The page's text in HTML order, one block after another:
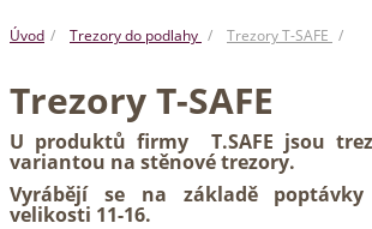
Úvod Trezory do podlahy Trezory T-SAFE
Trezory T-SAFE
U produktů firmy T.SAFE jsou
variantou na stěnové trezory.
Vyrábějí se na základě
velikosti 11-16.